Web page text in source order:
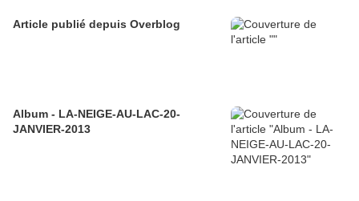
Article publié depuis Overblog
Album - LA-NEIGE-AU-LAC-20-
JANVIER-2013